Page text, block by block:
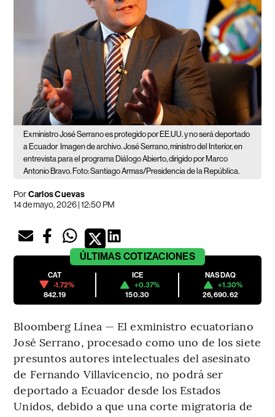
Exministro José Serrano es protegido por EE.UU. y no será deportado
a Ecuador Imagen de archivo. José Serrano, ministro del Interior, en
entrevista para el programa Diálogo Abierto, dirigido por Marco
Antonio Bravo. Foto: Santiago Armas/Presidencia de la República.
PorCarlos Cuevas
14 de mayo, 2026 | 12:50 PM
ÚLTIMAS COTIZACIONES
CAT
-1.72%
842.19
ICE
+0.37%
150.30
NASDAQ
+1.30%
26,690.62
Bloomberg Línea — El exministro ecuatoriano
José Serrano, procesado como uno de los siete
presuntos autores intelectuales del asesinato
de Fernando Villavicencio, no podrá ser
deportado a Ecuador desde los Estados
Unidos, debido a que una corte migratoria de